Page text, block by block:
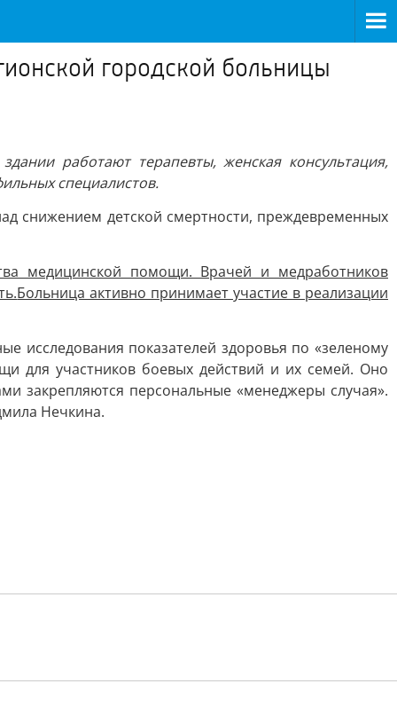
городской больницы
работают терапевты, женская консультация,
специалистов.
снижением детской смертности, преждевременных
медицинской помощи. Врачей и медработников
Больница активно принимает участие в реализации
исследования показателей здоровья по «зеленому
для участников боевых действий и их семей. Оно
закрепляются персональные «менеджеры случая».
Нечкина.